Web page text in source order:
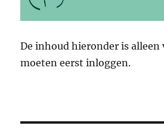
De inhoud hieronder is alleen
moeten eerst inloggen.